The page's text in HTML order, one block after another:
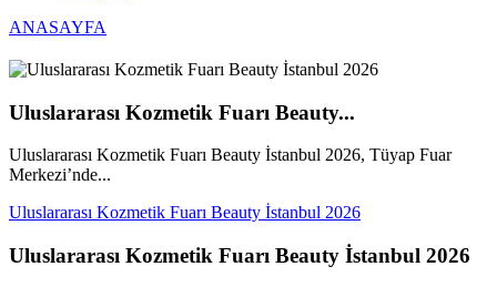
ANASAYFA
Uluslararası Kozmetik Fuarı Beauty...
Uluslararası Kozmetik Fuarı Beauty İstanbul 2026, Tüyap Fuar
Merkezi’nde...
Uluslararası Kozmetik Fuarı Beauty İstanbul 2026
Uluslararası Kozmetik Fuarı Beauty İstanbul 2026